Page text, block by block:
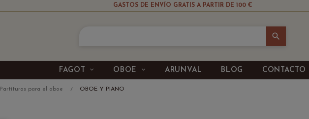
GASTOS DE ENVÍO GRATIS A PARTIR DE 100 €
search
FAGOT OBOE ARUNVAL BLOG CONTACTO
Partituras para el oboe OBOE Y PIANO